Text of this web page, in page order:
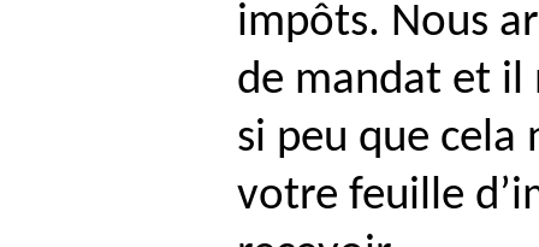
impôts. Nous
de mandat et il
si peu que cela
votre feuille